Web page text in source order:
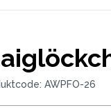
AWPFO-26